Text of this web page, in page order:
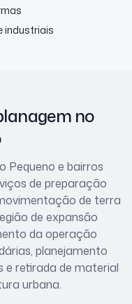
industriais
no
Pequeno e bairros
de preparação
de terra
de expansão
da operação
planejamento
e retirada de material
urbana.